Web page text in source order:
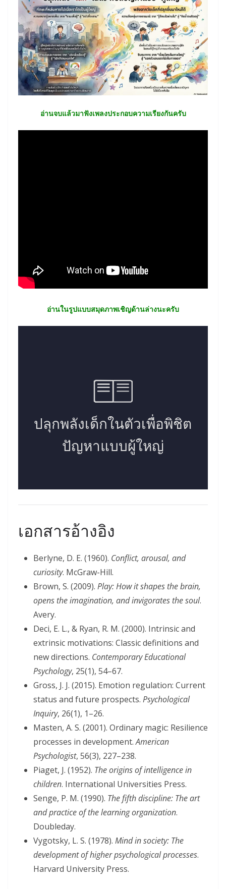
อ่านจบแล้วมาฟังเพลงประกอบความเรียงกันครับ
อ่านในรูปแบบสมุดภาพเชิญด้านล่างนะครับ
เอกสารอ้างอิง
Berlyne, D. E. (1960). Conflict, arousal, and
curiosity. McGraw-Hill.
Brown, S. (2009). Play: How it shapes the brain,
opens the imagination, and invigorates the soul.
Avery.
Deci, E. L., & Ryan, R. M. (2000). Intrinsic and
extrinsic motivations: Classic definitions and
new directions. Contemporary Educational
Psychology, 25(1), 54–67.
Gross, J. J. (2015). Emotion regulation: Current
status and future prospects. Psychological
Inquiry, 26(1), 1–26.
Masten, A. S. (2001). Ordinary magic: Resilience
processes in development.American
Psychologist, 56(3), 227–238.
Piaget, J. (1952). The origins of intelligence in
children. International Universities Press.
Senge, P. M. (1990). The fifth discipline: The art
and practice of the learning organization.
Doubleday.
Vygotsky, L. S. (1978). Mind in society: The
development of higher psychological processes.
Harvard University Press.